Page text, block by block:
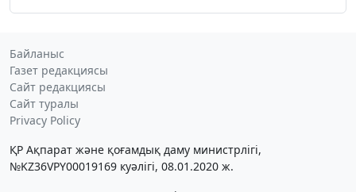
Байланыс
Газет редакциясы
Сайт редакциясы
Сайт туралы
Privacy Policy
ҚР Ақпарат және қоғамдық даму министрлігі,
№KZ36VPY00019169 куәлігі, 08.01.2020 ж.